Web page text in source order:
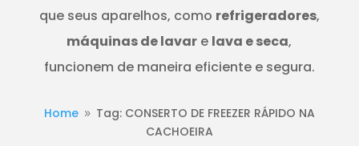
que seus aparelhos, como refrigeradores,
máquinas de lavar e lava e seca,
funcionem de maneira eficiente e segura.
Home 9 Tag: CONSERTO DE FREEZER RÁPIDO NA
CACHOEIRA